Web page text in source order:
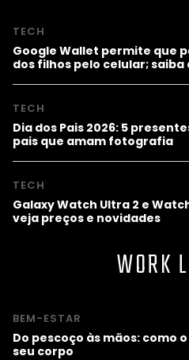
TECH
Google Wallet permite que
dos filhos pelo celular;
TECH
Dia dos Pais 2026: 5
pais que amam fotografia
TECH
Galaxy Watch Ultra 2 e
veja preços e novidades
WORK
BEM-ESTAR
Do pescoço às mãos: como
seu corpo